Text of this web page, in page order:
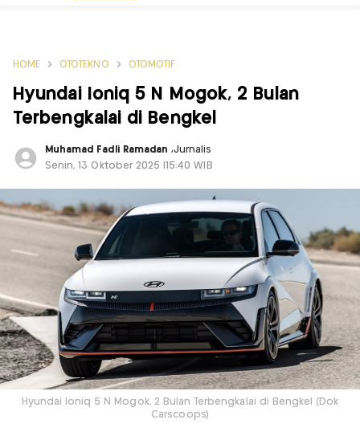
HOME OTOTEKNO OTOMOTIF
Hyundai Ioniq 5 N Mogok, 2 Bulan
Terbengkalai di Bengkel
Muhamad Fadli Ramadan,Jurnalis
Senin, 13 Oktober 2025 |15:40 WIB
Hyundai Ioniq 5 N Mogok, 2 Bulan Terbengkalai di Bengkel (Dok
Carscoops)